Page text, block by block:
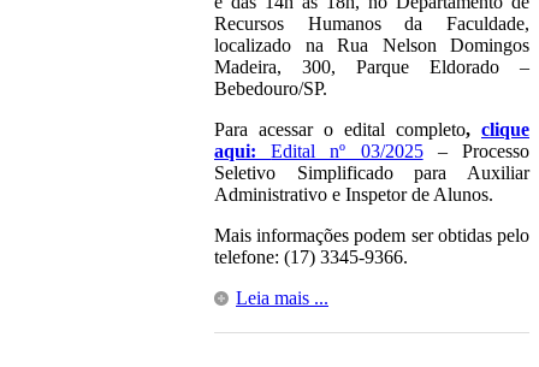
Recursos Humanos da Faculdade,
localizado na Rua Nelson Domingos
Madeira, 300, Parque Eldorado –
Bebedouro/SP.
Para acessar o edital completo, clique
aqui:Edital nº 03/2025– Processo
Seletivo Simplificado para Auxiliar
Administrativo e Inspetor de Alunos.
Mais informações podem ser obtidas pelo
telefone: (17) 3345-9366.
Leia mais ...